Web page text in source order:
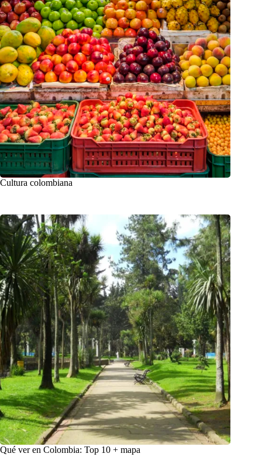
Cultura colombiana
Qué ver en Colombia: Top 10 + mapa